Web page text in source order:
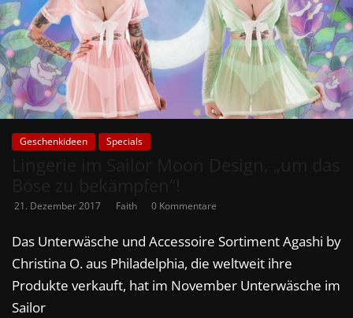
Geschenkideen Specials
21. Dezember 2017 Faith 0 Kommentare
Das Unterwäsche und Accessoire Sortiment Agashi by
Christina O. aus Philadelphia, die weltweit ihre
Produkte verkauft, hat im November Unterwäsche im
Sailor